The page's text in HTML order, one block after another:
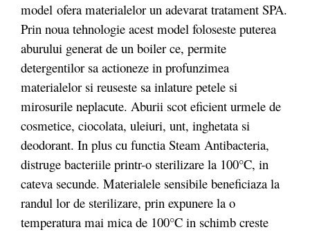
model ofera materialelor un adevarat tratament SPA.
Prin noua tehnologie acest model foloseste puterea
aburului generat de un boiler ce, permite
detergentilor sa actioneze in profunzimea
materialelor si reuseste sa inlature petele si
mirosurile neplacute. Aburii scot eficient urmele de
cosmetice, ciocolata, uleiuri, unt, inghetata si
deodorant. In plus cu functia Steam Antibacteria,
distruge bacteriile printr-o sterilizare la 100°C, in
cateva secunde. Materialele sensibile beneficiaza la
randul lor de sterilizare, prin expunere la o
temperatura mai mica de 100°C in schimb creste